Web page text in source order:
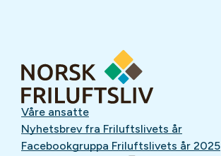
Våre ansatte
Nyhetsbrev fra Friluftslivets år
Facebookgruppa Friluftslivets år 2025